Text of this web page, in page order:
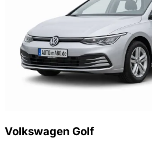
Volkswagen Golf